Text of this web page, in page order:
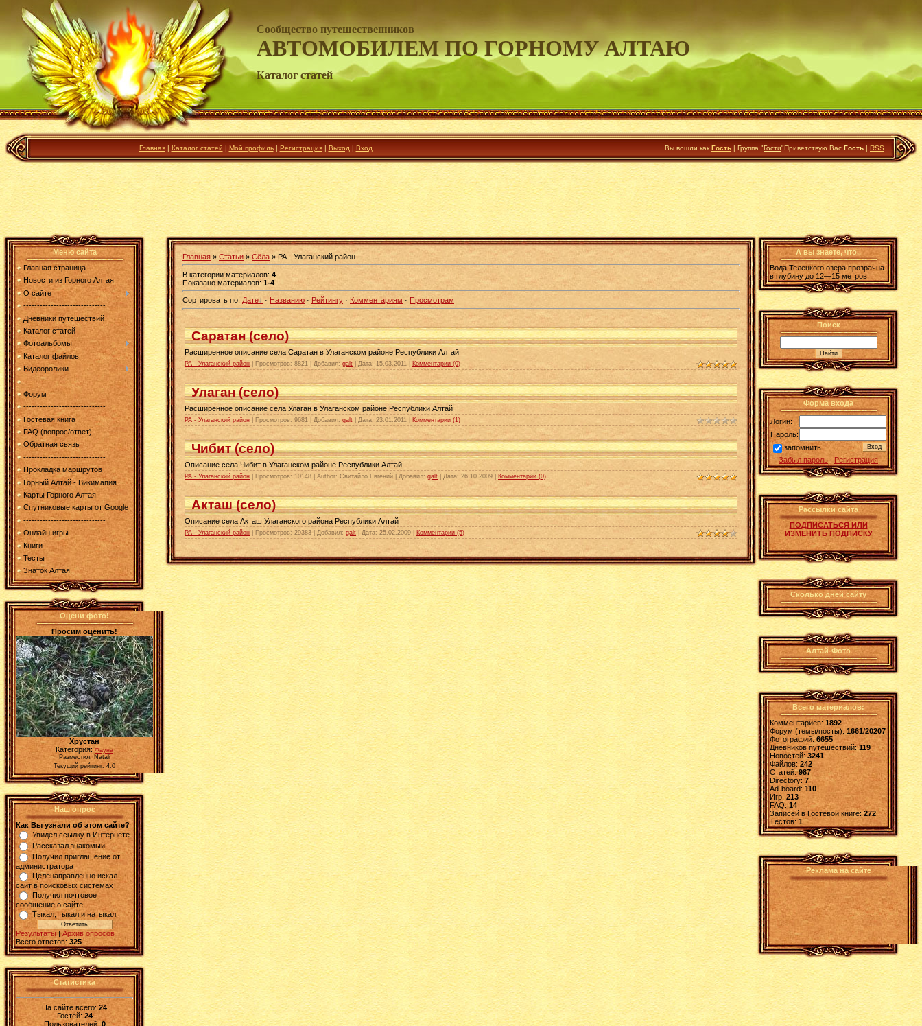
Сообщество путешественников
АВТОМОБИЛЕМ ПО ГОРНОМУ АЛТАЮ
Каталог статей
Главная| Каталог статей | Мой профиль| Регистрация| Выход | Вход Вы вошли как Гость | Группа "Гости"Приветствую Вас Гость | RSS
Меню сайта
Главная страница
Новости из Горного Алтая
О сайте
------------------------------
Дневники путешествий
Каталог статей
Фотоальбомы
Каталог файлов
Видеоролики
------------------------------
Форум
------------------------------
Гостевая книга
FAQ (вопрос/ответ)
Обратная связь
------------------------------
Прокладка маршрутов
Горный Алтай - Викимапия
Карты Горного Алтая
Спутниковые карты от Google
------------------------------
Онлайн игры
Книги
Тесты
Знаток Алтая
Оцени фото!
Просим оценить!
Хрустан
Категория:Фауна
Разместил: Natali
Текущий рейтинг: 4.0
Наш опрос
Как Вы узнали об этом сайте?
Увидел ссылку в Интернете
Рассказал знакомый
Получил приглашение от
администратора
Целенаправленно искал
сайт в поисковых системах
Получил почтовое
сообщение о сайте
Тыкал, тыкал и натыкал!!!
Результаты |Архив опросов
Всего ответов: 325
Статистика
На сайте всего:24
Гостей: 24
Пользователей: 0
Главная » Статьи » Сёла » РА - Улаганский район
В категории материалов: 4
Показано материалов: 1-4
Сортировать по: Дате · Названию · Рейтингу · Комментариям · Просмотрам
Саратан (село)
Расширенное описание села Саратан в Улаганском районе Республики Алтай
РА - Улаганский район | Просмотров: 8821 | Добавил: galt | Дата: 15.03.2011 Комментарии (0)
Улаган (село)
Расширенное описание села Улаган в Улаганском районе Республики Алтай
РА - Улаганский район | Просмотров: 9681 | Добавил: galt | Дата: 23.01.2011 Комментарии (1)
Чибит (село)
Описание села Чибит в Улаганском районе Республики Алтай
РА - Улаганский район | Просмотров: 10148 | Author: Свитайло Евгений | Добавил: galt | Дата: 26.10.2009 Комментарии (0)
Акташ (село)
Описание села Акташ Улаганского района Республики Алтай
РА - Улаганский район | Просмотров: 29383 | Добавил: galt | Дата: 25.02.2009 Комментарии (5)
А вы знаете, что..
Вода Телецкого озера прозрачна
в глубину до 12—15 метров
Поиск
Форма входа
Логин:
Пароль:
запомнить
Забыл пароль | Регистрация
Рассылки сайта
ПОДПИСАТЬСЯ ИЛИ
ИЗМЕНИТЬ ПОДПИСКУ
Сколько дней сайту
Алтай-Фото
Всего материалов:
Комментариев: 1892
Форум (темы/посты):1661/20207
Фотографий:6655
Дневников путешествий:119
Новостей:3241
Файлов: 242
Статей:987
Directory: 7
Ad-board:110
Игр: 213
FAQ:14
Записей в Гостевой книге:272
Tестов: 1
Реклама на сайте